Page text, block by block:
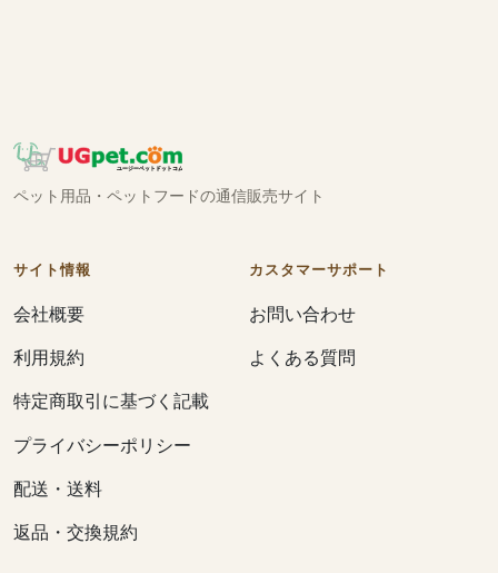
ペット用品・ペットフードの通信販売サイト
サイト情報
会社概要
利用規約
特定商取引に基づく記載
プライバシーポリシー
配送・送料
返品・交換規約
カスタマーサポート
お問い合わせ
よくある質問